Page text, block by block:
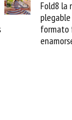
Fold8 la
plegable
formato
enamorse